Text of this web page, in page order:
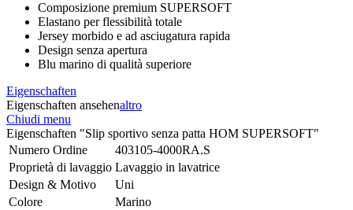
Composizione premium SUPERSOFT
Elastano per flessibilità totale
Jersey morbido e ad asciugatura rapida
Design senza apertura
Blu marino di qualità superiore
Eigenschaften
Eigenschaften ansehenaltro
Chiudi menu
Eigenschaften "Slip sportivo senza patta HOM SUPERSOFT"
Numero Ordine
403105-4000RA.S
Proprietà di lavaggio Lavaggio in lavatrice
Design & Motivo
Uni
Colore
Marino